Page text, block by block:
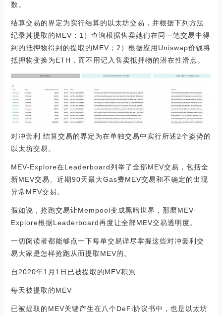
数。
结算交易的界定为实行结算的以太坊交易，并根据下列方法
纪录其提取的MEV：1）查询根据售卖她们在同一笔交易中得
到的抵押物得到的提取的MEV；2）根据应用Uniswap价钱将
抵押物变换为ETH，而不用记入售卖抵押物的潜在性滑点。
对冲套利 结算交易的界定为在单独交易中实行所述2个姿势的
以太坊交易。
MEV-Explore在Leaderboard列举了全部MEV交易，包括全
新MEV交易、近期90天最大Gas费MEV交易和不确定的出现
异常MEV交易。
假如说，抢跑交易让Mempool变成黑暗世界，那麼MEV-
Explore根据Leaderboard再度让全部MEV交易透明度。
一切阅读者都能够点一下每单交易详尽掌握这些对冲套利交
易大家是怎样抢跑从而提取MEV的。
自2020年1月1日已被提取的MEV积累
每天被提取的MEV
已被提取的MEV关键产生在八个DeFi协议书中，也是以太坊